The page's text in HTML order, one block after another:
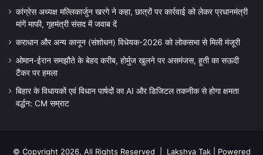
कांग्रेस अध्यक्ष मल्लिकार्जुन खरगे ने कहा, छात्रों पर कार्रवाई को लेकर प्रधानमंत्री
मांगें माफी, गृहमंत्री संसद में जवाब दें
कराधान और अन्य कानून (संशोधन) विधेयक-2026 को लोकसभा से मिली मंजूरी
ओमान-ईरान समझौते के बेहद करीब, होर्मुज खुलने पर असमंजस, हूती का सऊदी
टैंकर पर हमला
बिहार के विधायकों एवं विधान पार्षदों का AI और डिजिटल तकनीक से होगा क्षमता
वर्द्धन: CM सम्राट
© Copyright 2026, All Rights Reserved | Lakshya Tak| Powered